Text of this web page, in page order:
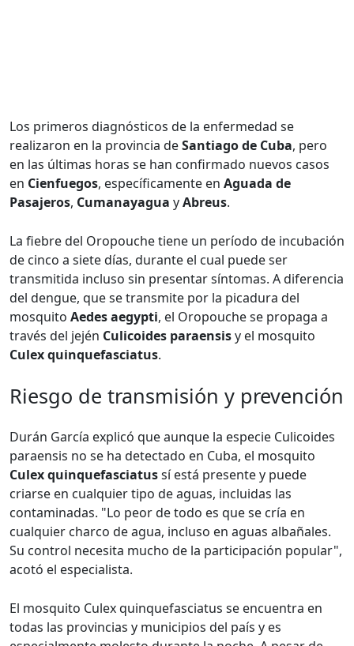
Los primeros diagnósticos de la enfermedad se
realizaron en la provincia deSantiago de Cuba, pero
en las últimas horas se han confirmado nuevos casos
en Cienfuegos, específicamente en Aguada de
Pasajeros, Cumanayagua yAbreus.
La fiebre del Oropouche tiene un período de incubación
de cinco a siete días, durante el cual puede ser
transmitida incluso sin presentar síntomas. A diferencia
del dengue, que se transmite por la picadura del
mosquito Aedes aegypti, el Oropouche se propaga a
través del jején Culicoides paraensisy el mosquito
Culex quinquefasciatus.
Riesgo de transmisión y prevención
Durán García explicó que aunque la especie Culicoides
paraensis no se ha detectado en Cuba, el mosquito
Culex quinquefasciatussí está presente y puede
criarse en cualquier tipo de aguas, incluidas las
contaminadas. "Lo peor de todo es que se cría en
cualquier charco de agua, incluso en aguas albañales.
Su control necesita mucho de la participación popular",
acotó el especialista.
El mosquito Culex quinquefasciatus se encuentra en
todas las provincias y municipios del país y es